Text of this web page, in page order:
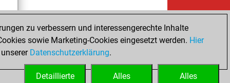
zu verbessern und interessengerechte Inhalte
sowie Marketing-Cookies eingesetzt werden. Hier
Datenschutzerklärung.
Alles
Alles
Detaillierte